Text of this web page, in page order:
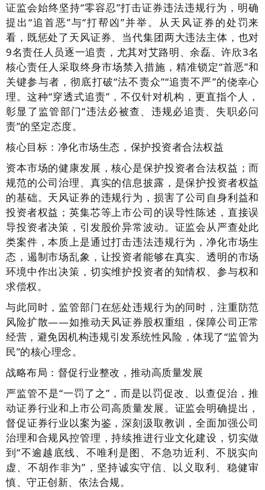
证监会始终坚持“零容忍”打击证券违法违规行为，明确
提出“追首恶”与“打帮凶”并举。从天风证券的处罚来
看，既惩处了天风证券、当代集团两大违法主体，也对
9名责任人员逐一追责，尤其对艾路明、余磊、许欣3名
核心责任人采取终身市场禁入措施，精准锁定“首恶”和
关键参与者，彻底打破“法不责众”“追责不严”的侥幸心
理。这种“穿透式追责”，不仅针对机构，更直指个人，
彰显了监管部门“违法必被查、违规必追责、失职必问
责”的坚定态度。
核心目标：净化市场生态，保护投资者合法权益
资本市场的健康发展，核心是保护投资者合法权益；而
规范的公司治理、真实的信息披露，是保护投资者权益
的基础。天风证券的违规行为，损害了公司自身利益和
投资者权益；英集芯等上市公司的误导性陈述，直接误
导投资者决策，引发股价异常波动。证监会从严查处此
类案件，本质上是通过打击违法违规行为，净化市场生
态，遏制市场乱象，让投资者能够在真实、透明的市场
环境中作出决策，切实维护投资者的知情权、参与权和
求偿权。
与此同时，监管部门在惩处违规行为的同时，注重防范
风险扩散——如推动天风证券股权重组，保障公司正常
经营，避免因机构违规引发系统性风险，体现了“监管为
民”的核心理念。
战略布局：督促行业整改，推动高质量发展
严监管不是“一罚了之”，而是以罚促改、以查促治，推
动证券行业和上市公司高质量发展。证监会明确提出，
督促证券行业以案为鉴，深刻汲取教训，全面加强公司
治理和合规风控管理，持续推进行业文化建设，切实做
到“不逾越底线、不唯利是图、不急功近利、不脱实向
虚、不胡作非为”，坚持诚实守信、以义取利、稳健审
慎、守正创新、依法合规。